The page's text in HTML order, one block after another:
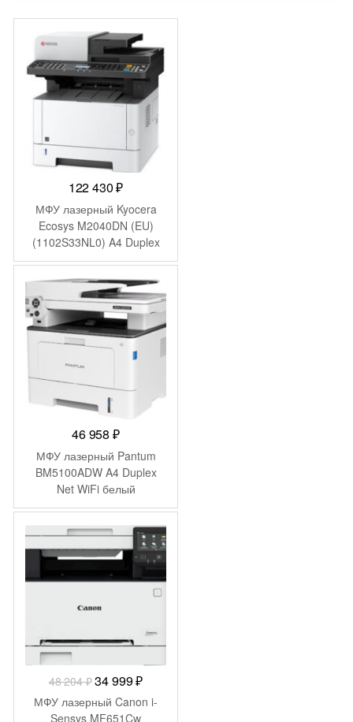
122 430₽
МФУ лазерный Kyocera
Ecosys M2040DN (EU)
(1102S33NL0) A4 Duplex
белый
46 958₽
МФУ лазерный Pantum
BM5100ADW A4 Duplex
Net WiFi белый
-13 205₽
48 204₽Первоначальная
цена
34 999₽Текущая
цена:
МФУ лазерный Canon i-
Sensys MF651Cw